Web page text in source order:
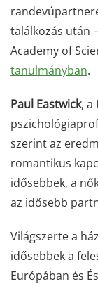
találkozás után
Academy of
tanulmányban.
Paul Eastwick, a
szerint az
romantikus
idősebbek, a
az idősebb
Világszerte a
idősebbek a
Európában és